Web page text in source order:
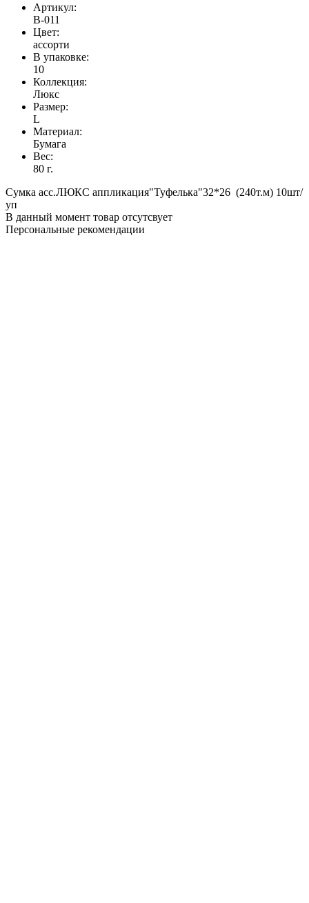
Артикул:
B-011
Цвет:
ассорти
В упаковке:
10
Коллекция:
Люкс
Размер:
L
Материал:
Бумага
Вес:
80 г.
Сумка асс.ЛЮКС аппликация"Туфелька"32*26 (240т.м) 10шт/
уп
В данный момент товар отсутсвует
Персональные рекомендации